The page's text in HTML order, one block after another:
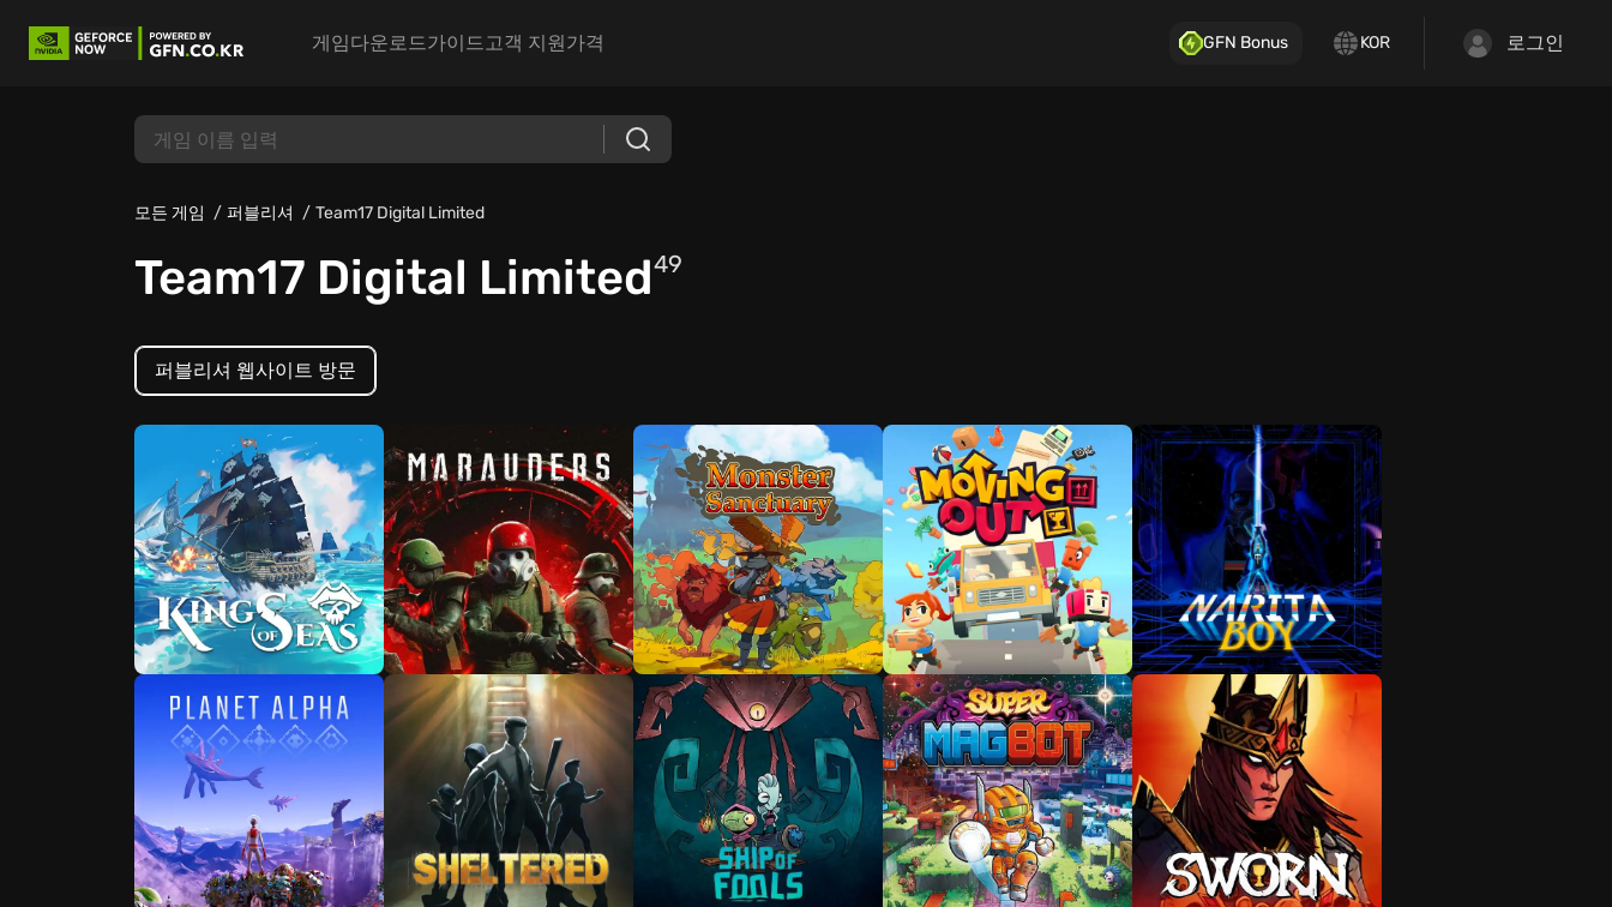
게임다운로드가이드고객 지원가격 GFN Bonus KOR 로그인
모든 게임 퍼블리셔 Team17 Digital Limited
Team17 Digital Limited49
퍼블리셔 웹사이트 방문